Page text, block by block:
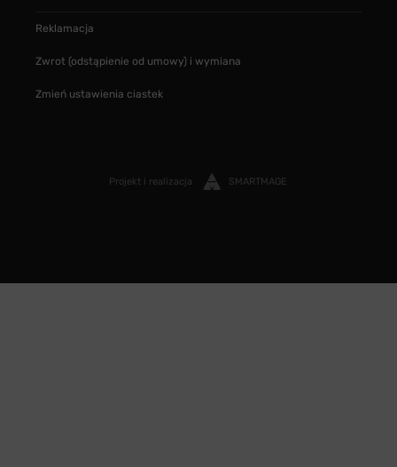
Reklamacja
Zwrot (odstąpienie od umowy) i wymiana
Zmień ustawienia ciastek
Projekt i realizacja SMARTMAGE